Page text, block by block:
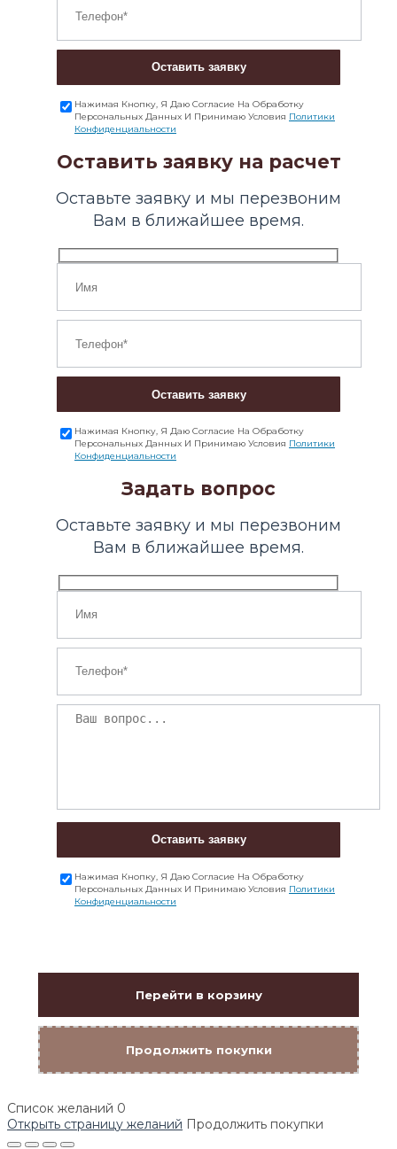
Оставить заявку
Нажимая Кнопку, Я Даю Согласие На Обработку
Персональных Данных И Принимаю Условия Политики
Конфиденциальности
Оставить заявку на расчет
Оставьте заявку и мы перезвоним
Вам в ближайшее время.
Оставить заявку
Нажимая Кнопку, Я Даю Согласие На Обработку
Персональных Данных И Принимаю Условия Политики
Конфиденциальности
Задать вопрос
Оставьте заявку и мы перезвоним
Вам в ближайшее время.
Оставить заявку
Нажимая Кнопку, Я Даю Согласие На Обработку
Персональных Данных И Принимаю Условия Политики
Конфиденциальности
Перейти в корзину
Продолжить покупки
Список желаний 0
Открыть страницу желаний Продолжить покупки